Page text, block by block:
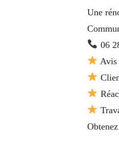
Une
06
Avis